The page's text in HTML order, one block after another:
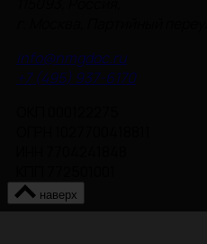
info@nmgdoc.ru
+7 (495) 937-6170
наверх